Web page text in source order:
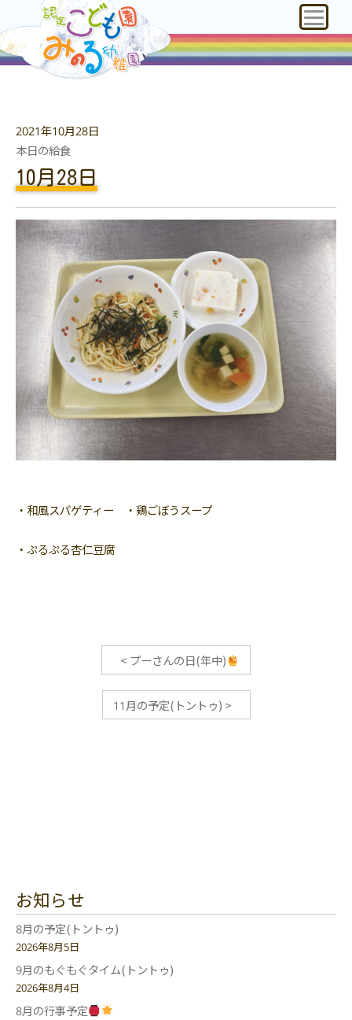
2021年10月28日
本日の給食
10月28日
・和風スパゲティー ・鶏ごぼうスープ
・ぷるぷる杏仁豆腐
< プーさんの日(年中)
11月の予定(トントゥ) >
お知らせ
8月の予定(トントゥ)
2026年8月5日
9月のもぐもぐタイム(トントゥ)
2026年8月4日
8月の行事予定